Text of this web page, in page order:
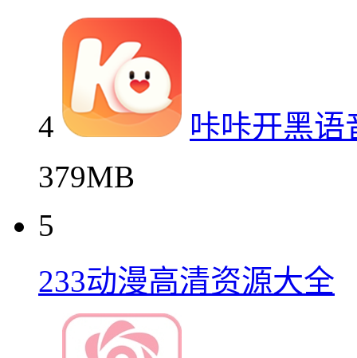
4
咔咔开黑语
379MB
5
233动漫高清资源大全